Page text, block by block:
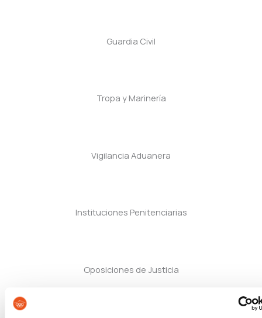
Guardia Civil
Tropa y Marinería
Vigilancia Aduanera
Instituciones Penitenciarias
Oposiciones de Justicia